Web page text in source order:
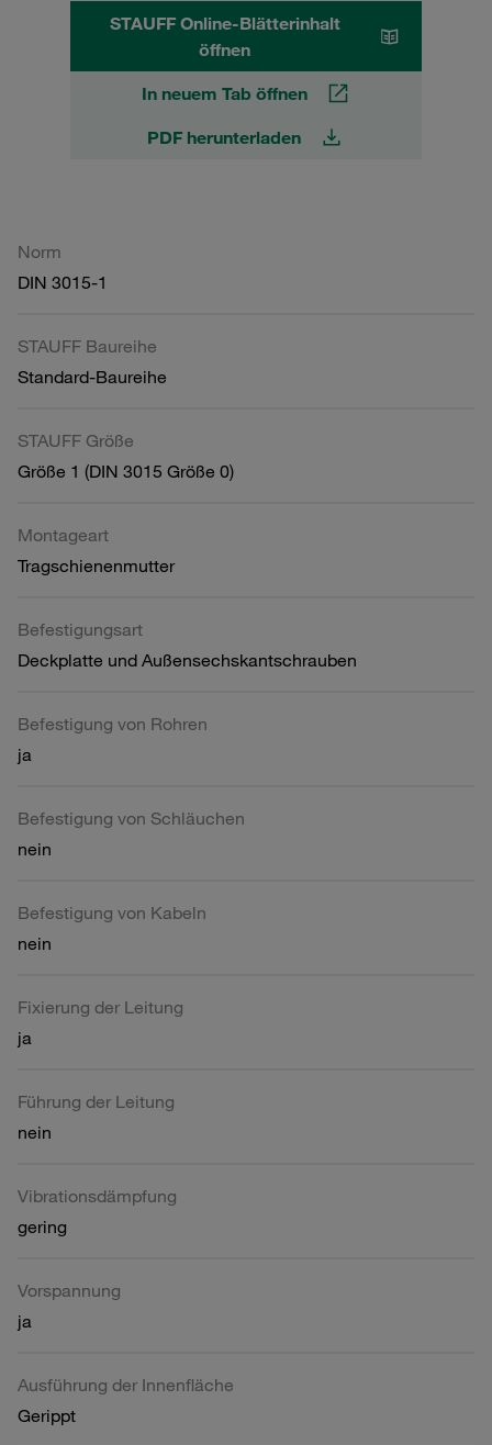
STAUFF Online-Blätterinhalt
öffnen
In neuem Tab öffnen
PDF herunterladen
Norm
DIN 3015-1
STAUFF Baureihe
Standard-Baureihe
STAUFF Größe
Größe 1 (DIN 3015 Größe 0)
Montageart
Tragschienenmutter
Befestigungsart
Deckplatte und Außensechskantschrauben
Befestigung von Rohren
ja
Befestigung von Schläuchen
nein
Befestigung von Kabeln
nein
Fixierung der Leitung
ja
Führung der Leitung
nein
Vibrationsdämpfung
gering
Vorspannung
ja
Ausführung der Innenfläche
Gerippt